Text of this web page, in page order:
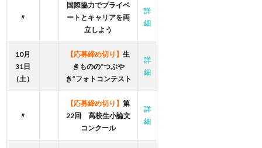
〃
国際協力でプライベ
ートとキャリアを両
立しよう
詳
細
10月
31日
（土）
【応募締め切り】 生
きものの“つぶや
き”フォトコンテスト
詳
細
〃
【応募締め切り】 第
22回 高校生小論文
コンクール
詳
細